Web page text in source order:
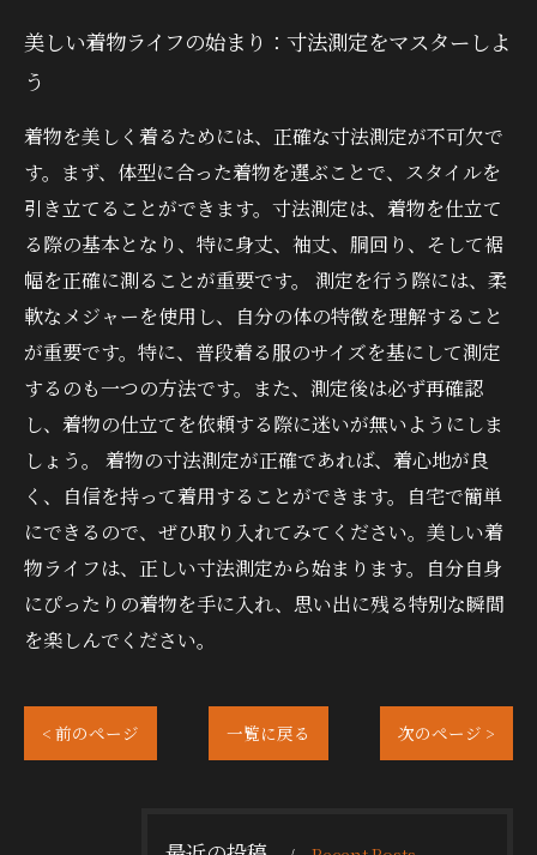
美しい着物ライフの始まり：寸法測定をマスターしよ
う
着物を美しく着るためには、正確な寸法測定が不可欠で
す。まず、体型に合った着物を選ぶことで、スタイルを
引き立てることができます。寸法測定は、着物を仕立て
る際の基本となり、特に身丈、袖丈、胴回り、そして裾
幅を正確に測ることが重要です。 測定を行う際には、柔
軟なメジャーを使用し、自分の体の特徴を理解すること
が重要です。特に、普段着る服のサイズを基にして測定
するのも一つの方法です。また、測定後は必ず再確認
し、着物の仕立てを依頼する際に迷いが無いようにしま
しょう。 着物の寸法測定が正確であれば、着心地が良
く、自信を持って着用することができます。自宅で簡単
にできるので、ぜひ取り入れてみてください。美しい着
物ライフは、正しい寸法測定から始まります。自分自身
にぴったりの着物を手に入れ、思い出に残る特別な瞬間
を楽しんでください。
< 前のページ 一覧に戻る 次のページ >